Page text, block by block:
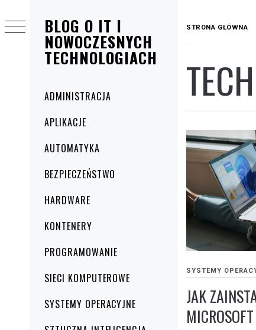
BLOG O IT I
NOWOCZESNYCH
TECHNOLOGIACH
główne
ADMINISTRACJA
APLIKACJE
AUTOMATYKA
BEZPIECZEŃSTWO
HARDWARE
KONTENERY
PROGRAMOWANIE
SIECI KOMPUTEROWE
SYSTEMY OPERACYJNE
do
treści
STRONA GŁÓWNA
SYSTEMY
JAK